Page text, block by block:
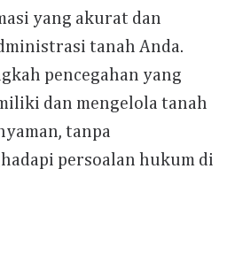
yang akurat dan
tanah Anda.
pencegahan yang
dan mengelola tanah
tanpa
persoalan hukum di